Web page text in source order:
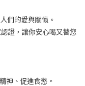
付方式。 讓您購物簡單
們的愛與關懷。
證，讓你安心喝又替您
神、促進食慾。